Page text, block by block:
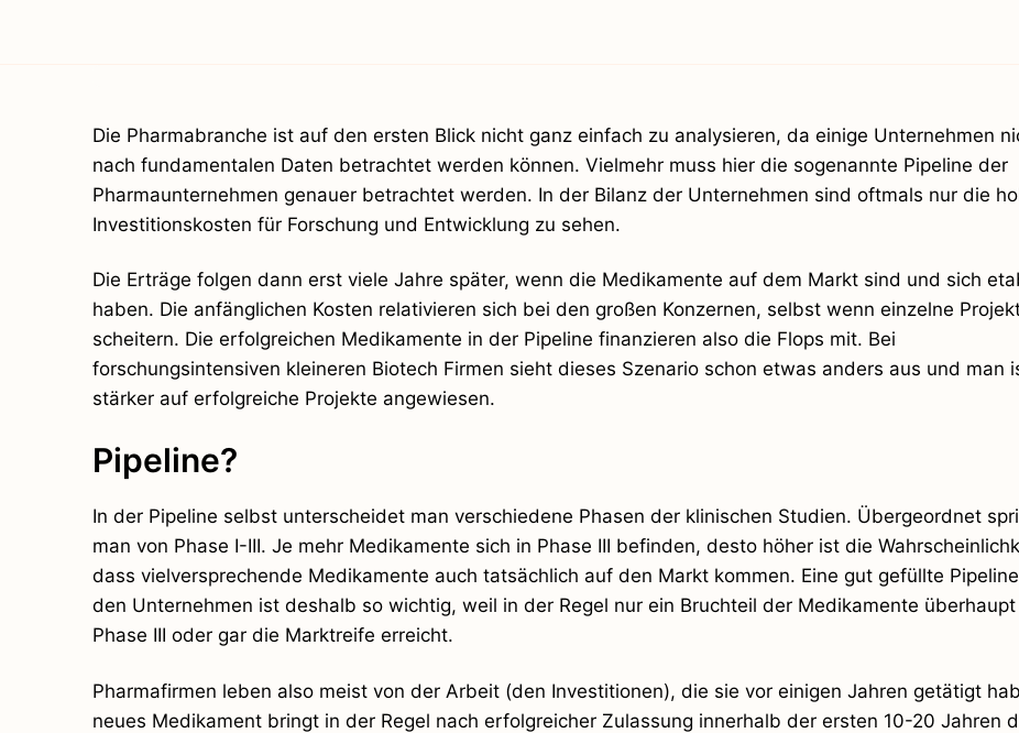
Die Pharmabranche ist auf den ersten Blick nicht ganz einfach zu analysieren, da einige Unternehmen
nach fundamentalen Daten betrachtet werden können. Vielmehr muss hier die sogenannte Pipeline der
Pharmaunternehmen genauer betrachtet werden. In der Bilanz der Unternehmen sind oftmals nur die
Investitionskosten für Forschung und Entwicklung zu sehen.
Die Erträge folgen dann erst viele Jahre später, wenn die Medikamente auf dem Markt sind und sich
haben. Die anfänglichen Kosten relativieren sich bei den großen Konzernen, selbst wenn einzelne
scheitern. Die erfolgreichen Medikamente in der Pipeline finanzieren also die Flops mit. Bei
forschungsintensiven kleineren Biotech Firmen sieht dieses Szenario schon etwas anders aus und man
stärker auf erfolgreiche Projekte angewiesen.
Pipeline?
In der Pipeline selbst unterscheidet man verschiedene Phasen der klinischen Studien. Übergeordnet
man von Phase I-III. Je mehr Medikamente sich in Phase III befinden, desto höher ist die
dass vielversprechende Medikamente auch tatsächlich auf den Markt kommen. Eine gut gefüllte
den Unternehmen ist deshalb so wichtig, weil in der Regel nur ein Bruchteil der Medikamente
Phase III oder gar die Marktreife erreicht.
Pharmafirmen leben also meist von der Arbeit (den Investitionen), die sie vor einigen Jahren getätigt
neues Medikament bringt in der Regel nach erfolgreicher Zulassung innerhalb der ersten 10-20 Jahren